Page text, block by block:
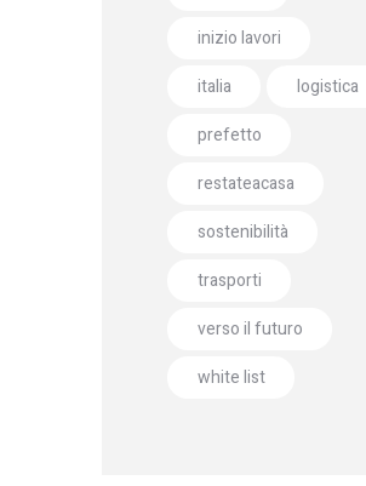
inizio lavori
italia
logistica
prefetto
restateacasa
sostenibilità
trasporti
verso il futuro
white list